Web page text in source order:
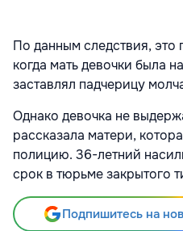
По данным следствия, это
когда мать девочки была
заставлял падчерицу
Однако девочка не
рассказала матери,
полицию. 36-летний
срок в тюрьме закрытого
Подпишитесь на